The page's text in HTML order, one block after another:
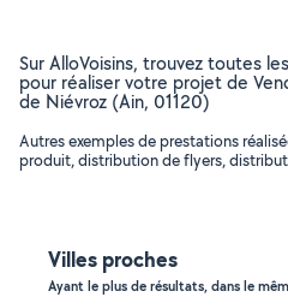
Sur AlloVoisins, trouvez toutes
pour réaliser votre projet de
de Niévroz (Ain, 01120)
Autres exemples de prestations
produit, distribution de flyers,
Villes proches
Ayant le plus de résultats, dans le